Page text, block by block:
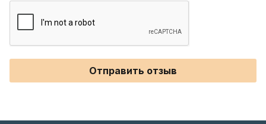
Отправить отзыв